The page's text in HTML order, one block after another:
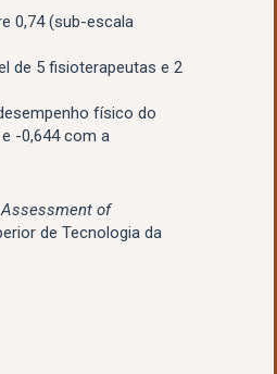
0,74 (sub-escala
de 5 fisioterapeutas e 2
físico do
-0,644 com a
of
de Tecnologia da